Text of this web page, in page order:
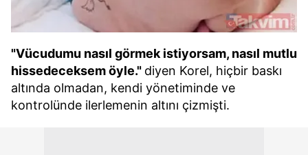
"Vücudumu nasıl görmek istiyorsam, nasıl mutlu
hissedeceksem öyle." diyen Korel, hiçbir baskı
altında olmadan, kendi yönetiminde ve
kontrolünde ilerlemenin altını çizmişti.